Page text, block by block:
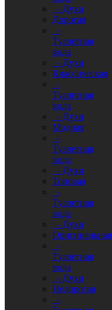
- Духи
Дорогая
-
Туалетная
вода
- Духи
Классическая
-
Туалетная
вода
- Духи
Модная
-
Туалетная
вода
- Духи
Топовая
-
Туалетная
вода
- Духи
Оригинальная
-
Туалетная
вода
- Духи
Недорогая
-